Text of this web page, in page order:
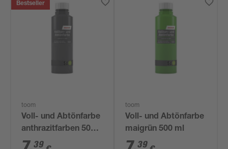
Bestseller
toom
Voll- und Abtönfarbe
anthrazitfarben 500
ml 39
toom
Voll- und Abtönfarbe
maigrün 500 ml
39